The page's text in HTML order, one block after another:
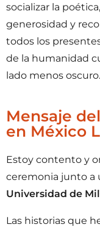
socializar la
generosidad y
todos los
de la humanidad
lado menos oscuro.
Mensaje
en México
Estoy contento y
ceremonia junto a
Universidad de
Las historias que